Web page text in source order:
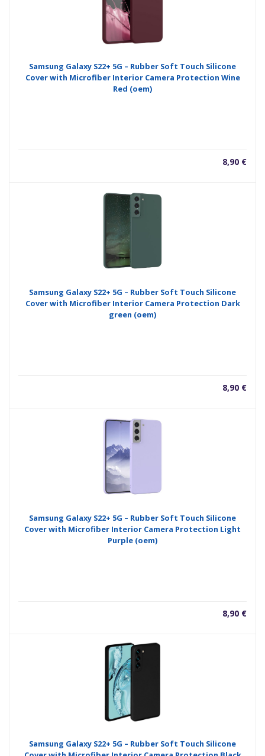
Samsung Galaxy S22+ 5G – Rubber Soft Touch Silicone
Cover with Microfiber Interior Camera Protection Wine
Red (oem)
8,90 €
Samsung Galaxy S22+ 5G – Rubber Soft Touch Silicone
Cover with Microfiber Interior Camera Protection Dark
green (oem)
8,90 €
Samsung Galaxy S22+ 5G – Rubber Soft Touch Silicone
Cover with Microfiber Interior Camera Protection Light
Purple (oem)
8,90 €
Samsung Galaxy S22+ 5G – Rubber Soft Touch Silicone